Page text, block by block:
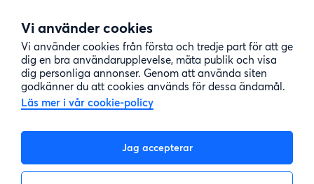
Vi använder cookies
Vi använder cookies från första och tredje part för att ge
dig en bra användarupplevelse, mäta publik och visa
dig personliga annonser. Genom att använda siten
godkänner du att cookies används för dessa ändamål.
Läs mer i vår cookie-policy
Jag accepterar
Cookiepolicy
Sitemap
Kundtjänst
08-22 00 90